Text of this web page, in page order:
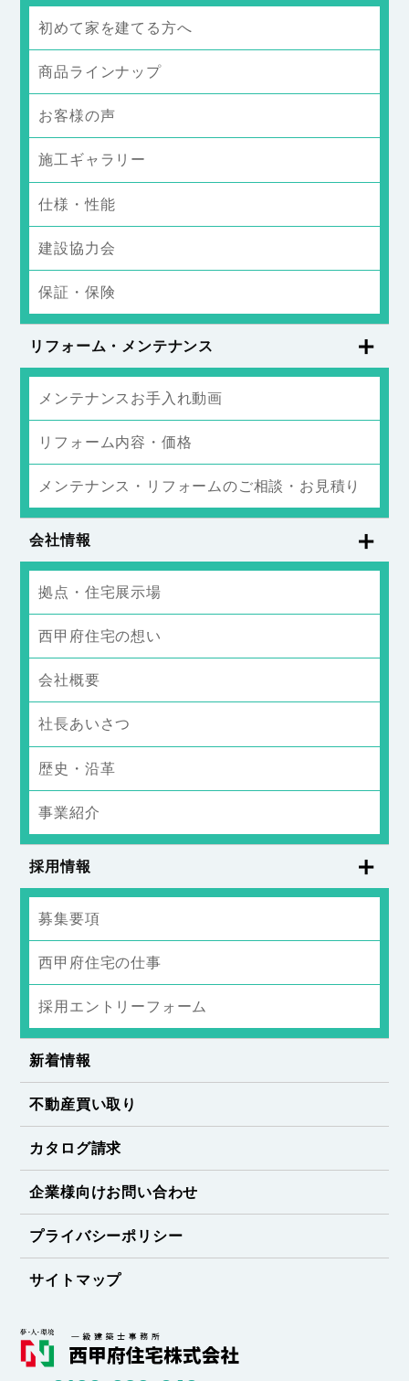
初めて家を建てる方へ
商品ラインナップ
お客様の声
施工ギャラリー
仕様・性能
建設協力会
保証・保険
リフォーム・メンテナンス
メンテナンスお手入れ動画
リフォーム内容・価格
メンテナンス・リフォームのご相談・お見積り
会社情報
拠点・住宅展示場
西甲府住宅の想い
会社概要
社長あいさつ
歴史・沿革
事業紹介
採用情報
募集要項
西甲府住宅の仕事
採用エントリーフォーム
新着情報
不動産買い取り
カタログ請求
企業様向けお問い合わせ
プライバシーポリシー
サイトマップ